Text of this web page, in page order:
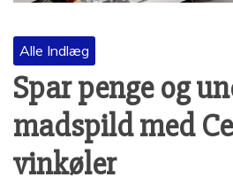
Alle Indlæg
Spar penge og
madspild med
vinkøler